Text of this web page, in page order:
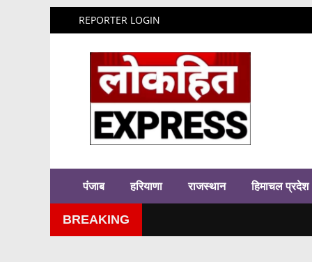
REPORTER LOGIN
पंजाब हरियाणा राजस्थान हिमाचल प्रदेश
BREAKING